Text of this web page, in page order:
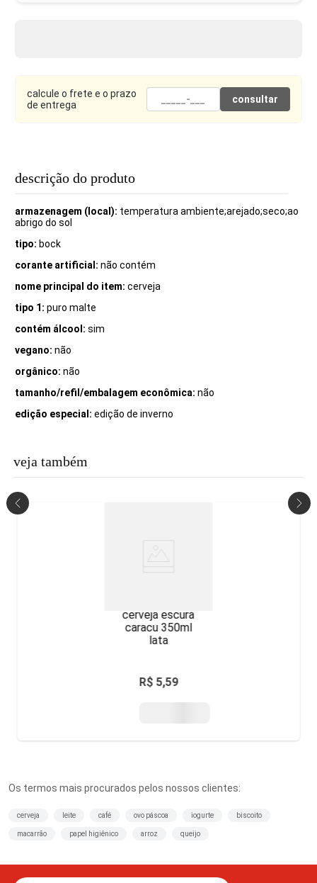
calcule o frete e o prazo
de entrega
consultar
descrição do produto
armazenagem (local): temperatura ambiente;arejado;seco;ao
abrigo do sol
tipo: bock
corante artificial: não contém
nome principal do item: cerveja
tipo 1: puro malte
contém álcool: sim
vegano: não
orgânico: não
tamanho/refil/embalagem econômica: não
edição especial: edição de inverno
veja também
cerveja escura
caracu 350ml
lata
R$ 5,59
Os termos mais procurados pelos nossos clientes:
cerveja leite café ovo páscoa iogurte biscoito
macarrão papel higiênico arroz queijo